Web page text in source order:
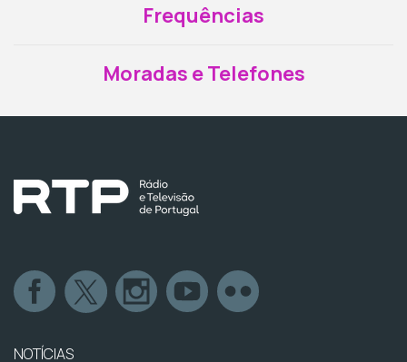
Frequências
Moradas e Telefones
NOTÍCIAS